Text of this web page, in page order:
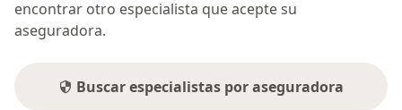
encontrar otro especialista que acepte su
aseguradora.
Buscar especialistas por aseguradora